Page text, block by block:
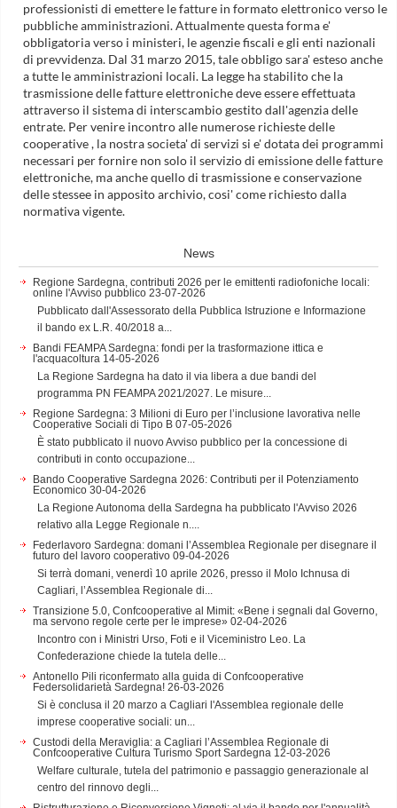
professionisti di emettere le fatture in formato elettronico verso le
pubbliche amministrazioni. Attualmente questa forma e'
obbligatoria verso i ministeri, le agenzie fiscali e gli enti nazionali
di prevvidenza. Dal 31 marzo 2015, tale obbligo sara' esteso anche
a tutte le amministrazioni locali. La legge ha stabilito che la
trasmissione delle fatture elettroniche deve essere effettuata
attraverso il sistema di interscambio gestito dall'agenzia delle
entrate. Per venire incontro alle numerose richieste delle
cooperative , la nostra societa' di servizi si e' dotata dei programmi
necessari per fornire non solo il servizio di emissione delle fatture
elettroniche, ma anche quello di trasmissione e conservazione
delle stessee in apposito archivio, cosi' come richiesto dalla
normativa vigente.
News
Regione Sardegna, contributi 2026 per le emittenti radiofoniche locali:
online l'Avviso pubblico 23-07-2026
Pubblicato dall'Assessorato della Pubblica Istruzione e Informazione
il bando ex L.R. 40/2018 a...
Bandi FEAMPA Sardegna: fondi per la trasformazione ittica e
l'acquacoltura 14-05-2026
La Regione Sardegna ha dato il via libera a due bandi del
programma PN FEAMPA 2021/2027. Le misure...
Regione Sardegna: 3 Milioni di Euro per l’inclusione lavorativa nelle
Cooperative Sociali di Tipo B 07-05-2026
È stato pubblicato il nuovo Avviso pubblico per la concessione di
contributi in conto occupazione...
Bando Cooperative Sardegna 2026: Contributi per il Potenziamento
Economico 30-04-2026
La Regione Autonoma della Sardegna ha pubblicato l'Avviso 2026
relativo alla Legge Regionale n....
Federlavoro Sardegna: domani l’Assemblea Regionale per disegnare il
futuro del lavoro cooperativo 09-04-2026
Si terrà domani, venerdì 10 aprile 2026, presso il Molo Ichnusa di
Cagliari, l’Assemblea Regionale di...
Transizione 5.0, Confcooperative al Mimit: «Bene i segnali dal Governo,
ma servono regole certe per le imprese» 02-04-2026
Incontro con i Ministri Urso, Foti e il Viceministro Leo. La
Confederazione chiede la tutela delle...
Antonello Pili riconfermato alla guida di Confcooperative
Federsolidarietà Sardegna! 26-03-2026
Si è conclusa il 20 marzo a Cagliari l'Assemblea regionale delle
imprese cooperative sociali: un...
Custodi della Meraviglia: a Cagliari l’Assemblea Regionale di
Confcooperative Cultura Turismo Sport Sardegna 12-03-2026
Welfare culturale, tutela del patrimonio e passaggio generazionale al
centro del rinnovo degli...